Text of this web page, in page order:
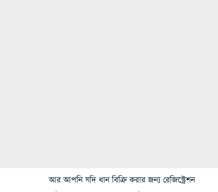
আর আপনি যদি ধান বিক্রি করার জন্য রেজিস্ট্রেশন